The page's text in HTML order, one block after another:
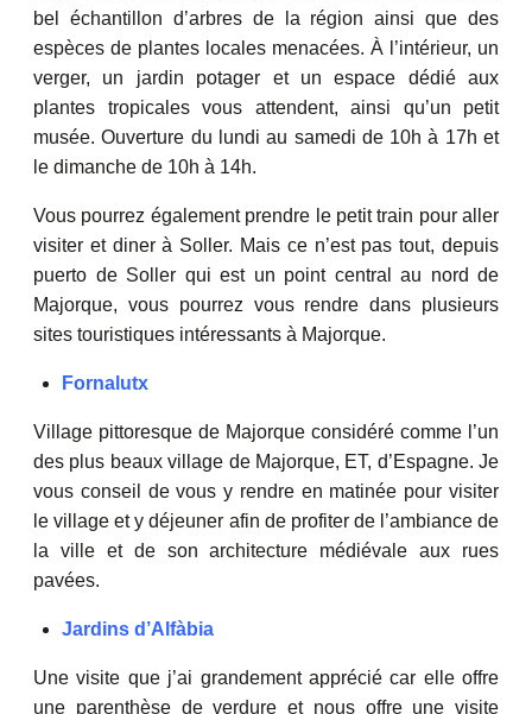
bel échantillon d’arbres de la région ainsi que des
espèces de plantes locales menacées. À l’intérieur, un
verger, un jardin potager et un espace dédié aux
plantes tropicales vous attendent, ainsi qu’un petit
musée. Ouverture du lundi au samedi de 10h à 17h et
le dimanche de 10h à 14h.
Vous pourrez également prendre le petit train pour aller
visiter et diner à Soller. Mais ce n’est pas tout, depuis
puerto de Soller qui est un point central au nord de
Majorque, vous pourrez vous rendre dans plusieurs
sites touristiques intéressants à Majorque.
Fornalutx
Village pittoresque de Majorque considéré comme l’un
des plus beaux village de Majorque, ET, d’Espagne. Je
vous conseil de vous y rendre en matinée pour visiter
le village et y déjeuner afin de profiter de l’ambiance de
la ville et de son architecture médiévale aux rues
pavées.
Jardins d’Alfàbia
Une visite que j’ai grandement apprécié car elle offre
une parenthèse de verdure et nous offre une visite